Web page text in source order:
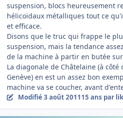
suspension, blocs heureusement
hélicoïdaux métalliques tout ce
et efficace.
Disons que le truc qui frappe le
suspension, mais la tendance
de la machine à partir en butée
La diagonale de Châtelaine (à côté
Genève) en est un assez bon
machine va se coucher, avant
Modifié3 août 201115 ans par